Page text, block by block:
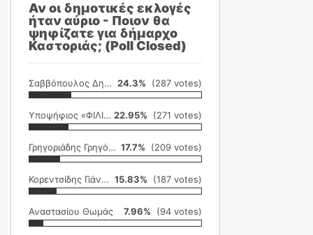
Αν οι δημοτικές εκλογές
ήταν αύριο - Ποιον θα
ψηφίζατε για δήμαρχο
Καστοριάς; (Poll Closed)
Σαββόπουλος Δημήτρης 24.3% (287 votes)
Υποψήφιος «ΦΙΛΙΚΗ ΕΤΑΙΡΕΙΑ» 22.95% (271 votes)
Γρηγοριάδης Γρηγόρης 17.7% (209 votes)
Κορεντσίδης Γιάννης 15.83% (187 votes)
Αναστασίου Θωμάς 7.96% (94 votes)